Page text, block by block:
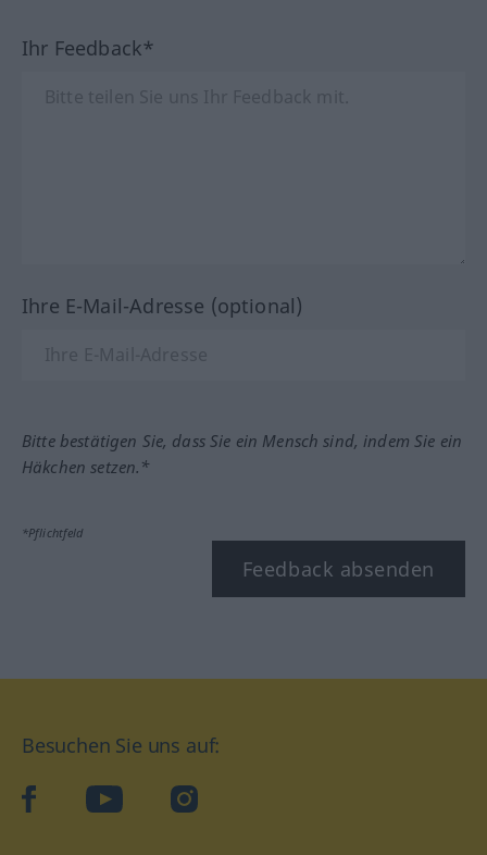
Ihr Feedback*
Ihre E-Mail-Adresse (optional)
Bitte bestätigen Sie, dass Sie ein Mensch sind, indem Sie ein
Häkchen setzen.*
*Pflichtfeld
Feedback absenden
Besuchen Sie uns auf:
facebookYouTube Instagram